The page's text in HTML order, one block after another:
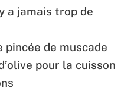
a jamais trop de
pincée de muscade
pour la cuisson